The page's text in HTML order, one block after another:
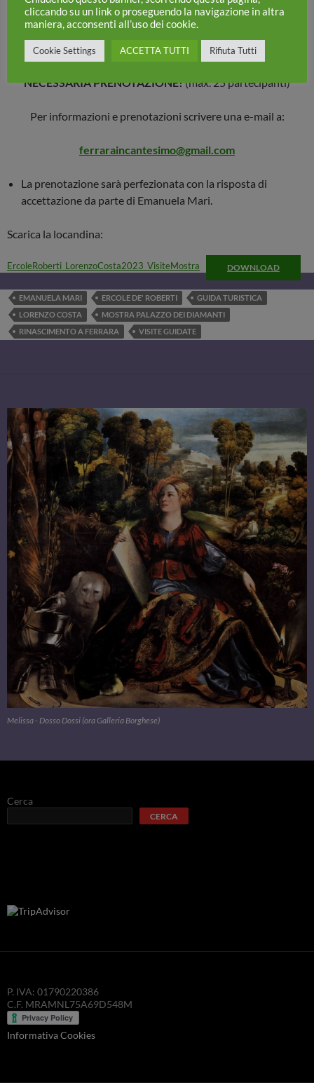
– il noleggio obbligatorio della radioguida (microfono +
auricolari)
– il servizio di visita guidata
NECESSARIA PRENOTAZIONE!(max. 25 partecipanti)
Per informazioni e prenotazioni scrivere una e-mail a:
ferraraincantesimo@gmail.com
La prenotazione sarà perfezionata con la risposta di
accettazione da parte di Emanuela Mari.
Scarica la locandina:
ErcoleRoberti_LorenzoCosta2023_VisiteMostra DOWNLOAD
EMANUELA MARI ERCOLE DE' ROBERTI
GUIDA TURISTICA
LORENZO COSTA
MOSTRA PALAZZO DEI DIAMANTI
RINASCIMENTO A FERRARA
VISITE GUIDATE
Melissa - Dosso Dossi (ora Galleria Borghese)
Cerca
CERCA
P. IVA: 01790220386
C.F. MRAMNL75A69D548M
Informativa Cookies
cliccando su un link o proseguendo la navigazione in altra
maniera, acconsenti all’uso dei cookie.
Cookie Settings ACCETTA TUTTI Rifiuta Tutti